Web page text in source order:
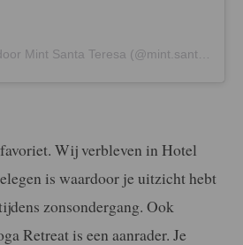
Wij verbleven in Hotel
is waardoor je uitzicht hebt
zonsondergang. Ook
Retreat is een aanrader. Je